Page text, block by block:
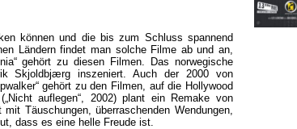
können und die bis zum Schluss spannend
Ländern findet man solche Filme ab und an,
gehört zu diesen Filmen. Das norwegische
Skjoldbjærg inszeniert. Auch der 2000 von
gehört zu den Filmen, auf die Hollywood
auflegen“, 2002) plant ein Remake von
mit Täuschungen, überraschenden Wendungen,
dass es eine helle Freude ist.